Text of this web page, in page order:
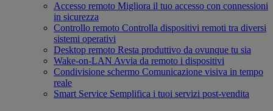
Accesso remoto Migliora il tuo accesso con connessioni
in sicurezza
Controllo remoto Controlla dispositivi remoti tra diversi
sistemi operativi
Desktop remoto Resta produttivo da ovunque tu sia
Wake-on-LAN Avvia da remoto i dispositivi
Condivisione schermo Comunicazione visiva in tempo
reale
Smart Service Semplifica i tuoi servizi post-vendita